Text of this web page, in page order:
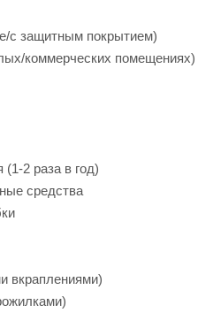
с защитным покрытием)
коммерческих помещениях)
(1-2 раза в год)
средства
вкраплениями)